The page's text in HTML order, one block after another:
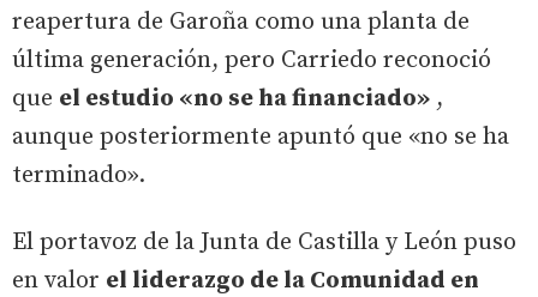
reapertura de Garoña como una planta de
última generación, pero Carriedo reconoció
que el estudio «no se ha financiado» ,
aunque posteriormente apuntó que «no se ha
terminado».
El portavoz de la Junta de Castilla y León puso
en valor el liderazgo de la Comunidad en